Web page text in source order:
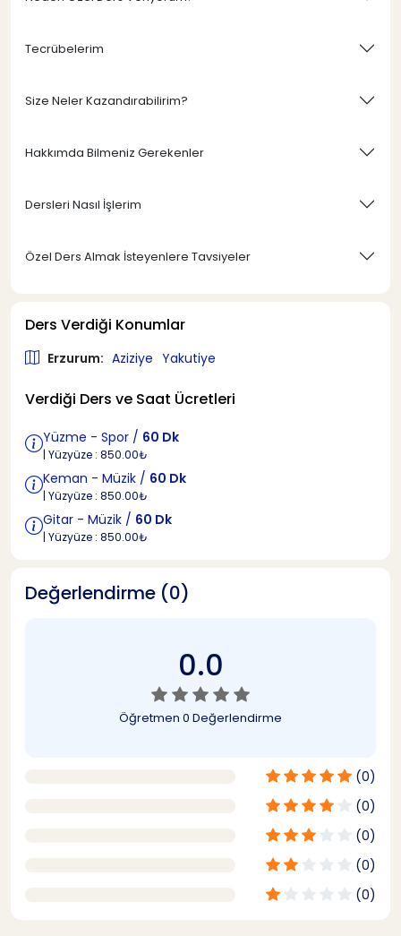
Tecrübelerim
Size Neler Kazandırabilirim?
Hakkımda Bilmeniz Gerekenler
Dersleri Nasıl İşlerim
Özel Ders Almak İsteyenlere Tavsiyeler
Ders Verdiği Konumlar
Erzurum: Aziziye Yakutiye
Verdiği Ders ve Saat Ücretleri
Yüzme - Spor / 60 Dk
| Yüzyüze : 850.00₺
Keman - Müzik / 60 Dk
| Yüzyüze : 850.00₺
Gitar - Müzik / 60 Dk
| Yüzyüze : 850.00₺
Değerlendirme (0)
0.0
Öğretmen 0 Değerlendirme
(0)
(0)
(0)
(0)
(0)